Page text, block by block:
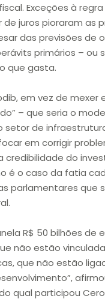
Exceções à
juros pioraram as
das previsões de
primários – ou
que gasta.
em vez de mexer
– que seria o
setor de
em corrigir
do
é o caso da fatia
parlamentares que
R$ 50 bilhões de
não estão
que não estão
qual participou